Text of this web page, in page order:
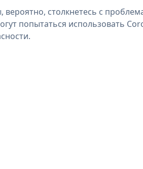
столкнетесь с
попытаться использовать